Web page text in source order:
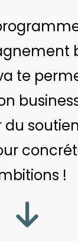
te
!